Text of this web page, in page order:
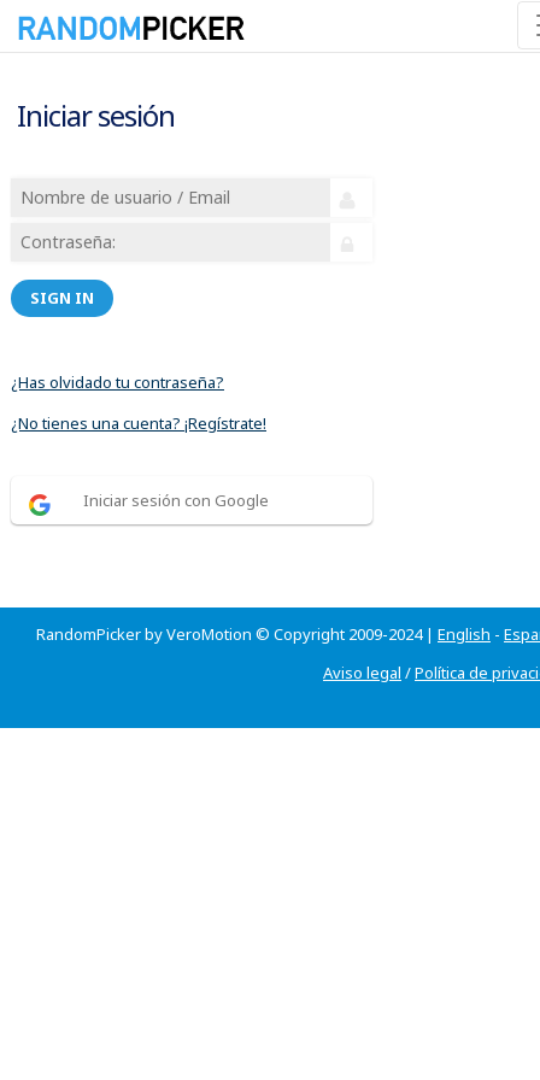
Iniciar sesión
SIGN IN
¿Has olvidado tu contraseña?
¿No tienes una cuenta? ¡Regístrate!
Iniciar sesión con Google
RandomPicker by VeroMotion © Copyright 2009-2024 | English -
Aviso legal /Política de